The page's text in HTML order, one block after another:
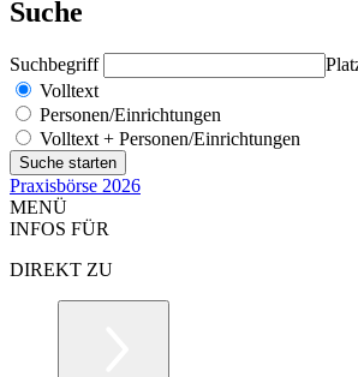
Suche
Suchbegriff
Volltext
Personen/Einrichtungen
Volltext + Personen/Einrichtungen
Praxisbörse 2026
MENÜ
INFOS FÜR
DIREKT ZU